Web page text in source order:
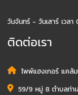
วันจันทร์ - วันเสาร์ เวลา
ติดต่อเรา
ไพพ์แฮงเกอร์ แคล้
59/9 หมู่ 8 ตำบลท่า